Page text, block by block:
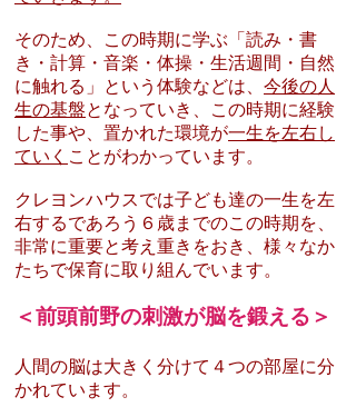
そのため、この時期に学ぶ「読み・書
き・計算・音楽・体操・生活週間・自然
に触れる」という体験などは、 今後の人
生の基盤となっていき、この時期に経験
した事や、置かれた環境が一生を左右し
ていく ことがわかっています。
クレヨンハウスでは子ども達の一生を左
右するであろう６歳までのこの時期を、
非常に重要と考え重きをおき、様々なか
たちで保育に取り組んでいます。
＜前頭前野の刺激が脳を鍛える＞
人間の脳は大きく分けて４つの部屋に分
かれています。